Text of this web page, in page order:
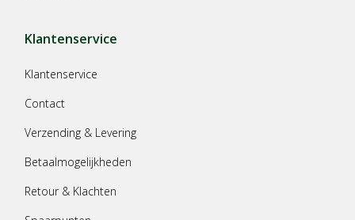
Klantenservice
Klantenservice
Contact
Verzending & Levering
Betaalmogelijkheden
Retour & Klachten